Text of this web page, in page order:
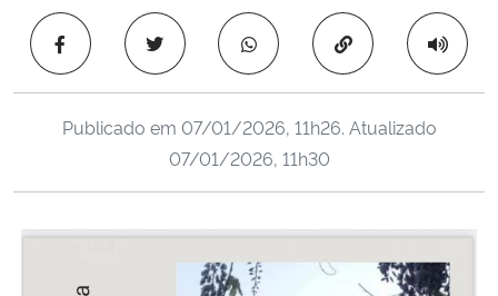
Ministério da Cidadania
Ministério da Saúde
Ministério de Minas e Energia
Ministério da Ciência, Tecnologia, Inovações e Comunicações
Copiar para área
Publicado em 07/01/2026, 11h26. Atualizado
07/01/2026, 11h30